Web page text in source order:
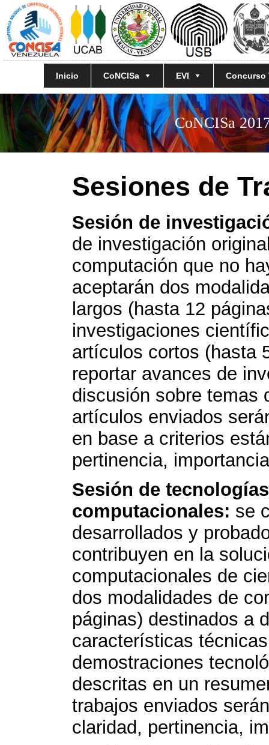
Inicio CoNCISa EVI Concurso
CoNCISa
Sesiones de
Sesión de
de investigación
computación que no
aceptarán dos
largos (hasta 12
investigaciones
artículos cortos (hasta
reportar avances de
discusión sobre temas
artículos enviados
en base a criterios
pertinencia,
Sesión de
computacionales: se
desarrollados y
contribuyen en la
computacionales de
dos modalidades de
páginas) destinados a
características
demostraciones
descritas en un
trabajos enviados
claridad, pertinencia,